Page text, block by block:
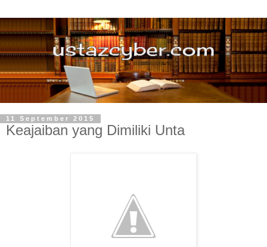
11 September 2015
Keajaiban yang Dimiliki Unta